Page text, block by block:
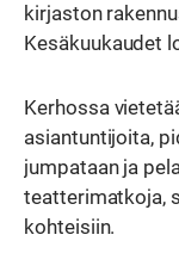
kirjaston
Kesäkuukaudet
Kerhossa
asiantuntijoita,
jumpataan ja
teatterimatkoja,
kohteisiin.